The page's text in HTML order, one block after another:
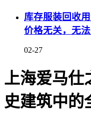
库存服装回收
价格无关，无
02-27
上海爱马仕
史建筑中的